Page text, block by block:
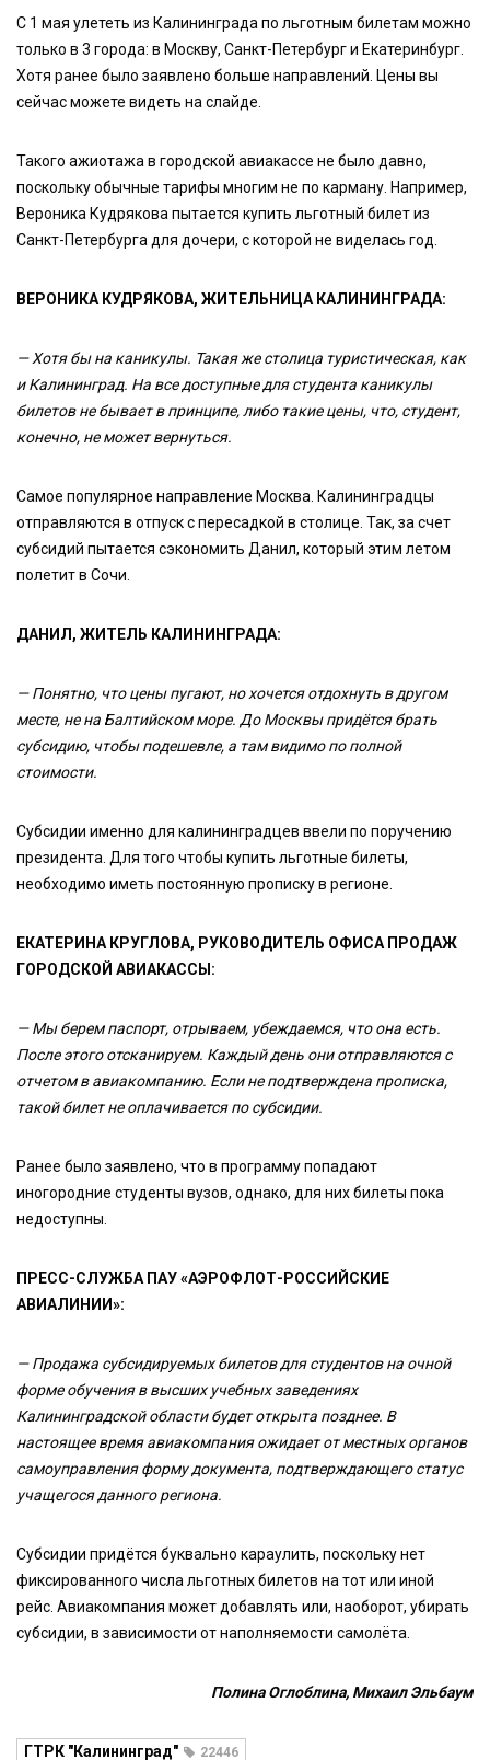
С 1 мая улететь из Калининграда по льготным билетам можно
только в 3 города: в Москву, Санкт-Петербург и Екатеринбург.
Хотя ранее было заявлено больше направлений. Цены вы
сейчас можете видеть на слайде.
Такого ажиотажа в городской авиакассе не было давно,
поскольку обычные тарифы многим не по карману. Например,
Вероника Кудрякова пытается купить льготный билет из
Санкт-Петербурга для дочери, с которой не виделась год.
ВЕРОНИКА КУДРЯКОВА, ЖИТЕЛЬНИЦА КАЛИНИНГРАДА:
— Хотя бы на каникулы. Такая же столица туристическая, как
и Калининград. На все доступные для студента каникулы
билетов не бывает в принципе, либо такие цены, что, студент,
конечно, не может вернуться.
Самое популярное направление Москва. Калининградцы
отправляются в отпуск с пересадкой в столице. Так, за счет
субсидий пытается сэкономить Данил, который этим летом
полетит в Сочи.
ДАНИЛ, ЖИТЕЛЬ КАЛИНИНГРАДА:
— Понятно, что цены пугают, но хочется отдохнуть в другом
месте, не на Балтийском море. До Москвы придётся брать
субсидию, чтобы подешевле, а там видимо по полной
стоимости.
Субсидии именно для калининградцев ввели по поручению
президента. Для того чтобы купить льготные билеты,
необходимо иметь постоянную прописку в регионе.
ЕКАТЕРИНА КРУГЛОВА, РУКОВОДИТЕЛЬ ОФИСА ПРОДАЖ
ГОРОДСКОЙ АВИАКАССЫ:
— Мы берем паспорт, отрываем, убеждаемся, что она есть.
После этого отсканируем. Каждый день они отправляются с
отчетом в авиакомпанию. Если не подтверждена прописка,
такой билет не оплачивается по субсидии.
Ранее было заявлено, что в программу попадают
иногородние студенты вузов, однако, для них билеты пока
недоступны.
ПРЕСС-СЛУЖБА ПАУ «АЭРОФЛОТ-РОССИЙСКИЕ
АВИАЛИНИИ»:
— Продажа субсидируемых билетов для студентов на очной
форме обучения в высших учебных заведениях
Калининградской области будет открыта позднее. В
настоящее время авиакомпания ожидает от местных органов
самоуправления форму документа, подтверждающего статус
учащегося данного региона.
Субсидии придётся буквально караулить, поскольку нет
фиксированного числа льготных билетов на тот или иной
рейс. Авиакомпания может добавлять или, наоборот, убирать
субсидии, в зависимости от наполняемости самолёта.
Полина Оглоблина, Михаил Эльбаум
ГТРК "Калининград" 22446